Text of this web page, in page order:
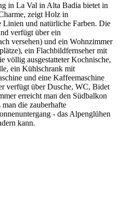
in La Val in Alta Badia bietet in
zeigt Holz in
Linien und natürliche Farben. Die
verfügt über ein
versehen) und ein Wohnzimmer
ein Flachbildfernseher mit
völlig ausgestatteter Kochnische,
ein Kühlschrank mit
und eine Kaffeemaschine
verfügt über Dusche, WC, Bidet
erreicht man den Südbalkon
die zauberhafte
- das Alpenglühen
kann.